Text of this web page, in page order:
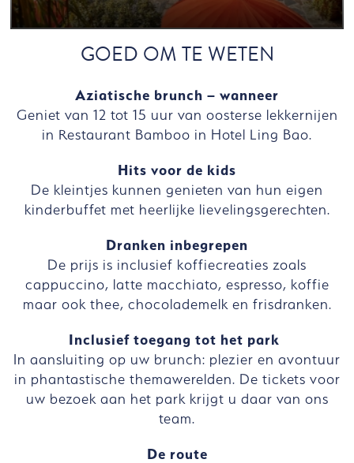
GOED OM TE WETEN
Aziatische brunch – wanneer
Geniet van 12 tot 15 uur van oosterse lekkernijen
in Restaurant Bamboo in Hotel Ling Bao.
Hits voor de kids
De kleintjes kunnen genieten van hun eigen
kinderbuffet met heerlijke lievelingsgerechten.
Dranken inbegrepen
De prijs is inclusief koffiecreaties zoals
cappuccino, latte macchiato, espresso, koffie
maar ook thee, chocolademelk en frisdranken.
Inclusief toegang tot het park
In aansluiting op uw brunch: plezier en avontuur
in phantastische themawerelden. De tickets voor
uw bezoek aan het park krijgt u daar van ons
team.
De route